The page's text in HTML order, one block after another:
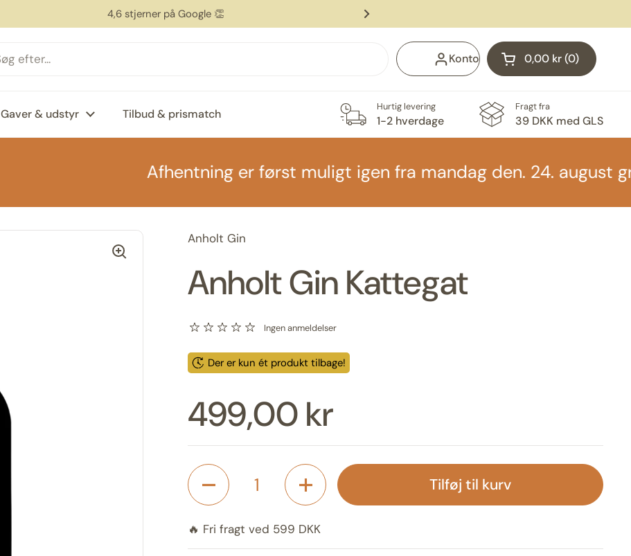
4,6 stjerner på Google 👏
Næste
Konto Åben vogn
Indkøbskurv Total:
0,00 kr 0
produkter i din
Gaver & udstyr Tilbud & prismatch
Hurtig levering
1-2 hverdage
Fragt fra
39 DKK med GLS
Afhentning er først muligt igen fra mandag den. 24. august
Anholt Gin
Anholt Gin Kattegat
Ingen anmeldelser
Der er kun ét produkt tilbage!
Pris:
499,00 kr
Antal
Tilføj til kurv
🔥 Fri fragt ved 599 DKK